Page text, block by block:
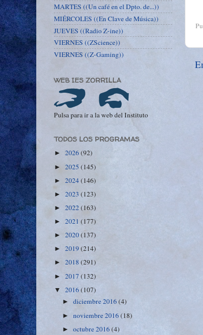
MARTES ((Un café en el Dpto. de...))
MIÉRCOLES ((En Clave de Música))
JUEVES ((Radio Z-ine))
VIERNES ((ZScience))
VIERNES ((Z-Gaming))
WEB IES ZORRILLA
Pulsa para ir a la web del Instituto
TODOS LOS PROGRAMAS
► 2026(92)
► 2025 (145)
► 2024(146)
► 2023 (123)
► 2022(163)
► 2021 (177)
► 2020(137)
► 2019(214)
► 2018 (291)
► 2017 (132)
▼ 2016(107)
►diciembre 2016(4)
►noviembre 2016(18)
►octubre 2016(4)